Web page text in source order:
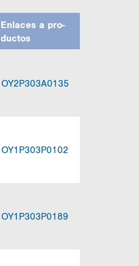
En­la­ces a pro­
duc­tos
OY2P303A0135
OY1P303P0102
OY1P303P0189